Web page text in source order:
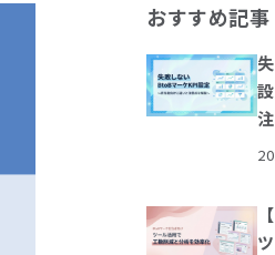
おすすめ記事